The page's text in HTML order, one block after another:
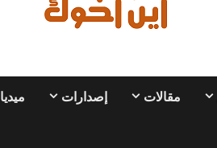
مقالات إصدارات ميديا